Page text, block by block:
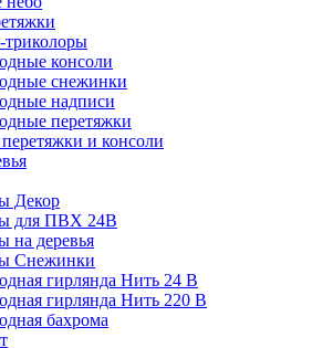
триколоры
консоли
снежинки
надписи
перетяжки
и консоли
Декор
для ПВХ 24В
на деревья
Снежинки
гирлянда Нить 24 В
гирлянда Нить 220 В
бахрома